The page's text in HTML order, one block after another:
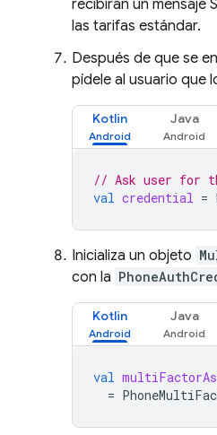
recibirán un mensaje
las tarifas estándar.
Después de que se
pídele al usuario que
Kotlin Java
// Ask user for
val credential =
Inicializa un objeto
con la
Kotlin Java
val
=